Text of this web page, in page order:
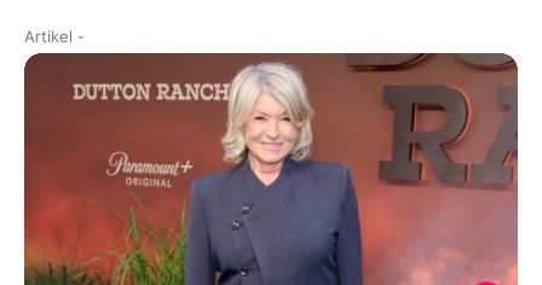
Artikel -